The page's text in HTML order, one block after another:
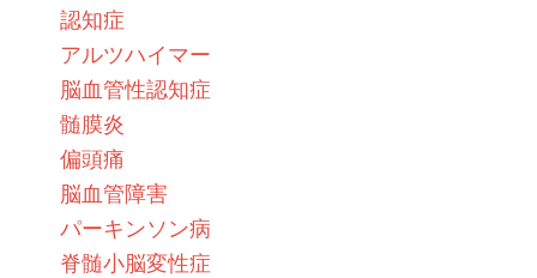
認知症
アルツハイマー
脳血管性認知症
髄膜炎
偏頭痛
脳血管障害
パーキンソン病
脊髄小脳変性症